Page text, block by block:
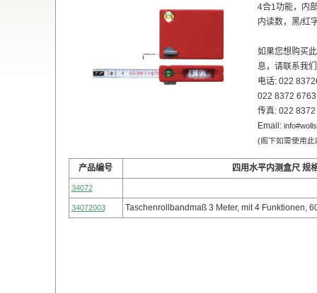
4合1功能，内
内读数，黑/红
如果您想购买
息，请联系我
电话: 022
022 8372
传真: 022
Email:
(阁下如需使用
产品编号 四用水平内测盒尺 规
34072
34072003 Taschenrollbandmaß 3 Meter, mit 4 Funktionen,